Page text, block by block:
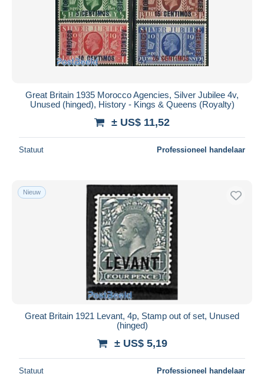
Great Britain 1935 Morocco Agencies, Silver Jubilee 4v,
Unused (hinged), History - Kings & Queens (Royalty)
± US$ 11,52
Statuut Professioneel handelaar
Nieuw
Great Britain 1921 Levant, 4p, Stamp out of set, Unused
(hinged)
± US$ 5,19
Statuut Professioneel handelaar